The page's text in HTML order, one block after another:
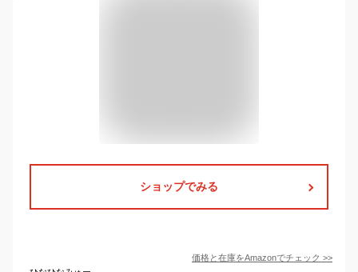
ショップでみる
価格と在庫をAmazonでチェック >>